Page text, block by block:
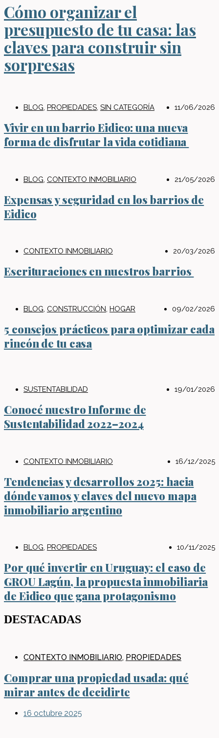
Cómo organizar el
presupuesto de tu casa: las
claves para construir sin
sorpresas
BLOG, PROPIEDADES, SIN CATEGORÍA 11/06/2026
Vivir en un barrio Eidico: una nueva
forma de disfrutar la vida cotidiana
BLOG CONTEXTO INMOBILIARIO 21/05/2026
Expensas y seguridad en los barrios de
Eidico
CONTEXTO INMOBILIARIO 20/03/2026
Escrituraciones en nuestros barrios
BLOG CONSTRUCCIÓN HOGAR 09/02/2026
5 consejos prácticos para optimizar cada
rincón de tu casa
SUSTENTABILIDAD 19/01/2026
Conocé nuestro Informe de
Sustentabilidad 2022–2024
CONTEXTO INMOBILIARIO 16/12/2025
Tendencias y desarrollos 2025: hacia
dónde vamos y claves del nuevo mapa
inmobiliario argentino
BLOG, PROPIEDADES 10/11/2025
Por qué invertir en Uruguay: el caso de
GROU Lagún, la propuesta inmobiliaria
de Eidico que gana protagonismo
DESTACADAS
CONTEXTO INMOBILIARIO, PROPIEDADES
Comprar una propiedad usada: qué
mirar antes de decidirte
16 octubre 2025